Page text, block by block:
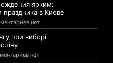
ярким:
в Киеве
нет
при виборі
нет